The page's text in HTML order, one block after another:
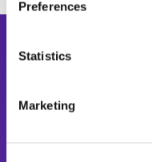
Preferences
Statistics
Marketing